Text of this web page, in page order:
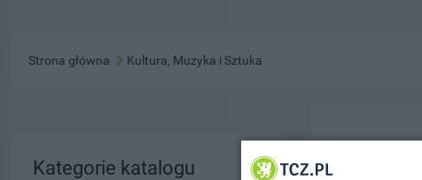
Strona główna Kultura, Muzyka i Sztuka
Kategorie katalogu